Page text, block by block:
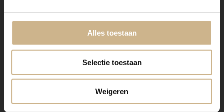
Alles toestaan
Selectie toestaan
Weigeren